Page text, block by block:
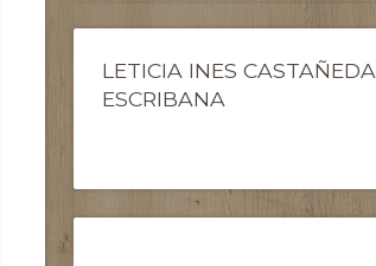
LETICIA INES CASTAÑEDA
ESCRIBANA